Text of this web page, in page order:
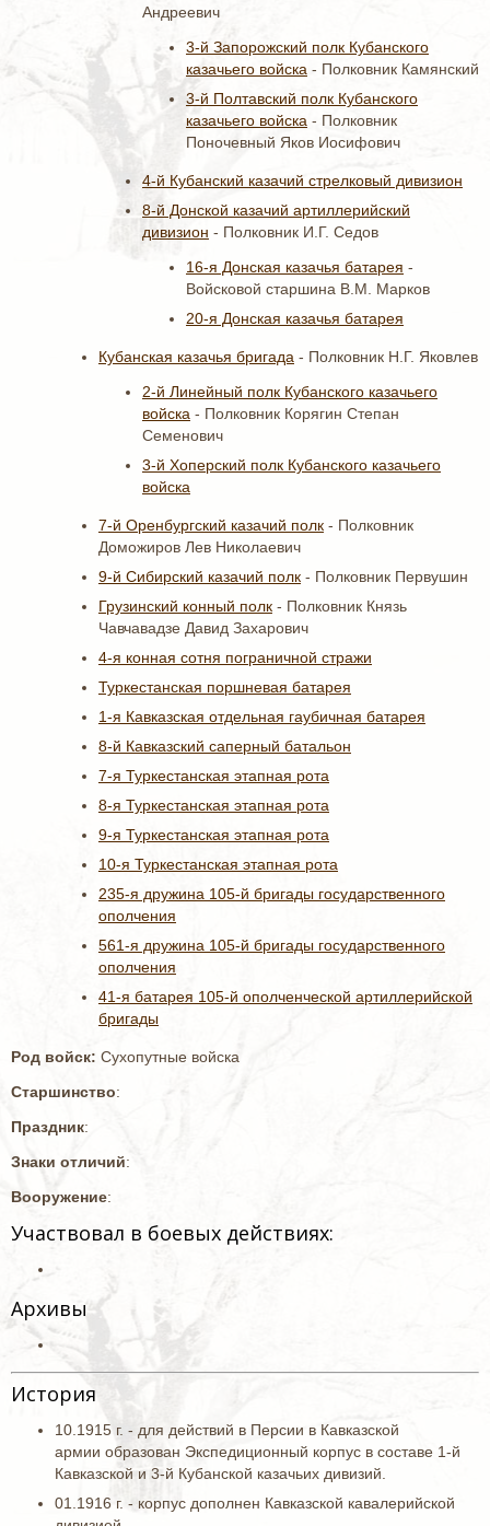
Андреевич
3-й Запорожский полк Кубанского
казачьего войска - Полковник Камянский
3-й Полтавский полк Кубанского
казачьего войска - Полковник
Поночевный Яков Иосифович
4-й Кубанский казачий стрелковый дивизион
8-й Донской казачий артиллерийский
дивизион - Полковник И.Г. Седов
16-я Донская казачья батарея -
Войсковой старшина В.М. Марков
20-я Донская казачья батарея
Кубанская казачья бригада - Полковник Н.Г. Яковлев
2-й Линейный полк Кубанского казачьего
войска - Полковник Корягин Степан
Семенович
3-й Хоперский полк Кубанского казачьего
войска
7-й Оренбургский казачий полк - Полковник
Доможиров Лев Николаевич
9-й Сибирский казачий полк - Полковник Первушин
Грузинский конный полк - Полковник Князь
Чавчавадзе Давид Захарович
4-я конная сотня пограничной стражи
Туркестанская поршневая батарея
1-я Кавказская отдельная гаубичная батарея
8-й Кавказский саперный батальон
7-я Туркестанская этапная рота
8-я Туркестанская этапная рота
9-я Туркестанская этапная рота
10-я Туркестанская этапная рота
235-я дружина 105-й бригады государственного
ополчения
561-я дружина 105-й бригады государственного
ополчения
41-я батарея 105-й ополченческой артиллерийской
бригады
Род войск: Сухопутные войска
Старшинство:
Праздник:
Знаки отличий:
Вооружение:
Участвовал в боевых действиях:
Архивы
История
10.1915 г. - для действий в Персии в Кавказской
армии образован Экспедиционный корпус в составе 1-й
Кавказской и 3-й Кубанской казачьих дивизий.
01.1916 г. - корпус дополнен Кавказской кавалерийской